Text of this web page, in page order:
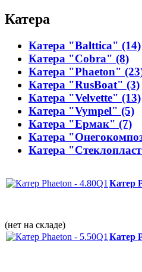
Катера
Катера "Balttica" (14)
Катера "Cobra" (8)
Катера "Phaeton"
Катера "RusBoat" (3)
Катера "Velvette" (13)
Катера "Vympel" (5)
Катера "Ермак" (7)
Катера
Катера
Катер
(нет на складе)
Катер